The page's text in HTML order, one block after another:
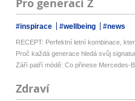
Pro generaci Z
#inspirace #wellbeing #news
RECEPT: Perfektní letní kombinace,
Proč každá generace hledá svůj
Září patří módě: Co přinese Mercedes-
Zdraví